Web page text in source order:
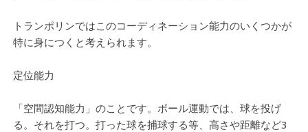
トランポリンではこのコーディネーション能力のいくつかが
特に身につくと考えられます。
定位能力
「空間認知能力」のことです。ボール運動では、球を投げ
る。それを打つ。打った球を捕球する等、高さや距離など3